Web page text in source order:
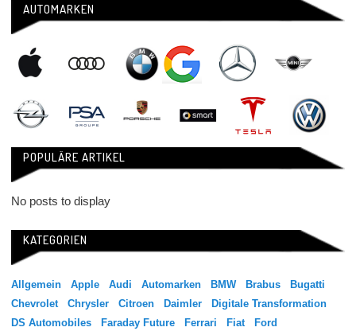
AUTOMARKEN
POPULÄRE ARTIKEL
No posts to display
KATEGORIEN
Allgemein Apple Audi Automarken BMW Brabus
Bugatti
Chevrolet
Chrysler Citroen Daimler
Digitale Transformation
DS Automobiles
Faraday Future Ferrari Fiat
Ford